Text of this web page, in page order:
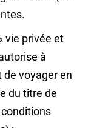
vie privée et
à
voyager en
du titre de